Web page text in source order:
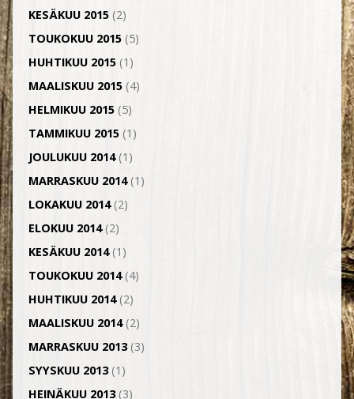
KESÄKUU 2015(2)
TOUKOKUU 2015(5)
HUHTIKUU 2015(1)
MAALISKUU 2015(4)
HELMIKUU 2015(5)
TAMMIKUU 2015(1)
JOULUKUU 2014(1)
MARRASKUU 2014(1)
LOKAKUU 2014(2)
ELOKUU 2014(2)
KESÄKUU 2014(1)
TOUKOKUU 2014(4)
HUHTIKUU 2014(2)
MAALISKUU 2014(2)
MARRASKUU 2013(3)
SYYSKUU 2013(1)
HEINÄKUU 2013(3)